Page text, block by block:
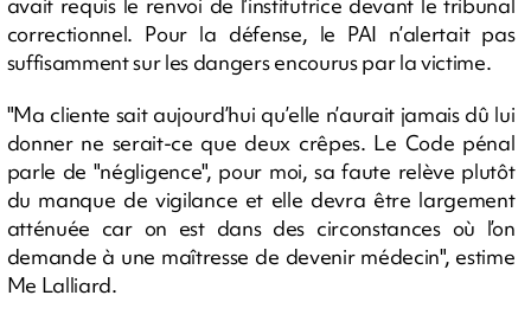
correctionnel. Pour la défense, le PAI n’alertait pas
suffisamment sur les dangers encourus par la victime.
"Ma cliente sait aujourd’hui qu’elle n’aurait jamais dû lui
donner ne serait-ce que deux crêpes. Le Code pénal
parle de "négligence", pour moi, sa faute relève plutôt
du manque de vigilance et elle devra être largement
atténuée car on est dans des circonstances où l’on
demande à une maîtresse de devenir médecin", estime
Me Lalliard.